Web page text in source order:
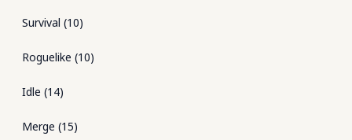
Survival (10)
Roguelike (10)
Idle (14)
Merge (15)